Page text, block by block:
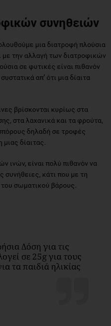
συνηθειών
μια διατροφή πλούσια
με την αλλαγή των διατροφικών
σε φυτικές είναι πιθανόν
απ’ ότι μια δίαιτα
βρίσκονται κυρίως στα
στα λαχανικά και τα φρούτα,
δηλαδή σε τροφές
μιας δίαιτας.
ινών, είναι πολύ πιθανόν να
συνήθειες, κάτι που με τη
σωματικού βάρους.
Δόση για τις
σε 25g για τους
τα παιδιά ηλικίας